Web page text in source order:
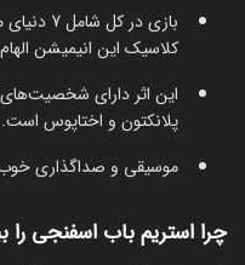
بازی در
کلاسیک این انیمیشن
این اثر دارای
پلانکتون و اختاپوس است.
موسیقی و صداگذاری خوب
چرا استریم باب اسفنجی را